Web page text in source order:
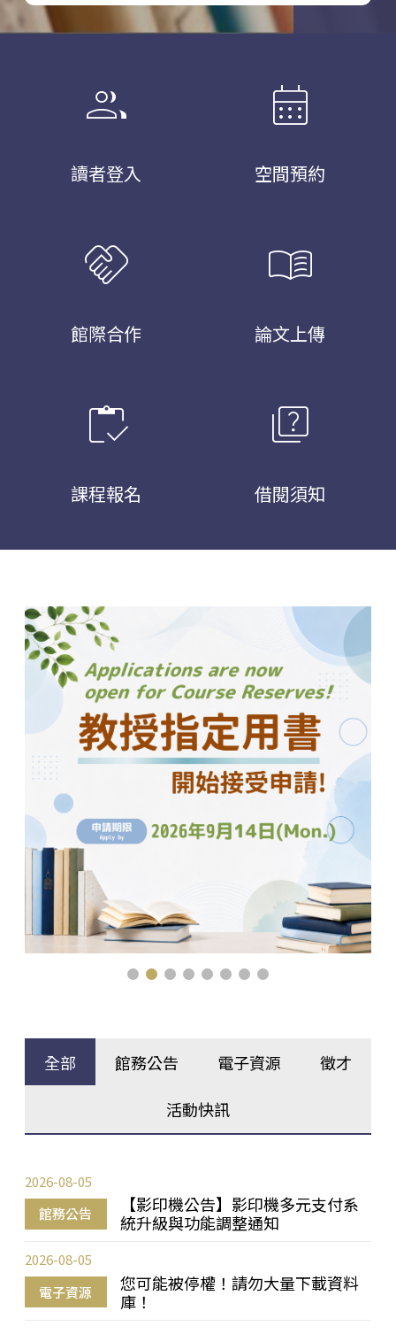
group
讀者登入
calendar_month
空間預約
handshake
館際合作
menu_book
論文上傳
inventory
課程報名
quiz
借閱須知
全部 館務公告 電子資源 徵才
活動快訊
館務公告
【影印機公告】影印機多元支付系
統升級與功能調整通知
2026-08-05
電子資源
您可能被停權！請勿大量下載資料
庫！
2026-08-05